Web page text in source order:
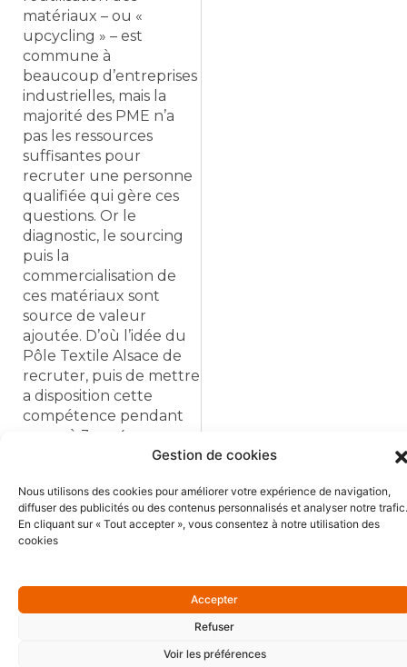
Gestion de cookies
Nous utilisons des cookies pour améliorer votre expérience de navigation,
diffuser des publicités ou des contenus personnalisés et analyser notre trafic.
En cliquant sur « Tout accepter », vous consentez à notre utilisation des
cookies
Accepter
Refuser
Voir les préférences
matériaux – ou «
upcycling » – est
commune à
beaucoup d’entreprises
industrielles, mais la
majorité des PME n’a
pas les ressources
suffisantes pour
recruter une personne
qualifiée qui gère ces
questions. Or le
diagnostic, le sourcing
puis la
commercialisation de
ces matériaux sont
source de valeur
ajoutée. D’où l’idée du
Pôle Textile Alsace de
recruter, puis de mettre
a disposition cette
compétence pendant
un an à 3 ou 4
entreprises adhérentes
salarié.
Lire la suite